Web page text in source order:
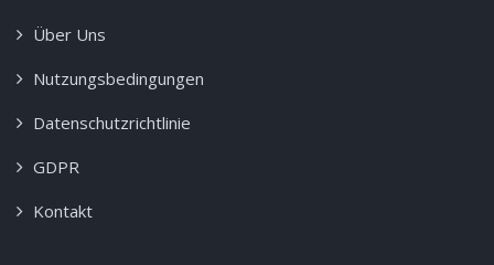
Über Uns
Nutzungsbedingungen
Datenschutzrichtlinie
GDPR
Kontakt